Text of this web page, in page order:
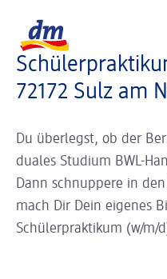
72172 Sulz am
Du überlegst, ob der
duales Studium BWL-
Dann schnuppere in
mach Dir Dein eigenes
Schülerpraktikum (w/m/